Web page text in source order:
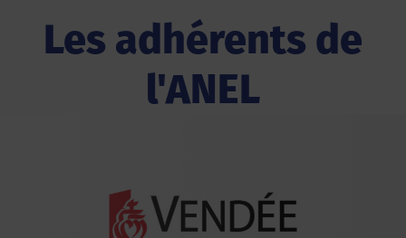
Les adhérents de
l'ANEL